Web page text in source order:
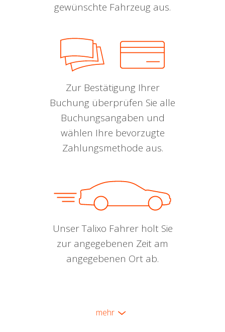
gewünschte Fahrzeug aus.
Zur Bestätigung Ihrer
Buchung überprüfen Sie alle
Buchungsangaben und
wählen Ihre bevorzugte
Zahlungsmethode aus.
Unser Talixo Fahrer holt Sie
zur angegebenen Zeit am
angegebenen Ort ab.
mehr